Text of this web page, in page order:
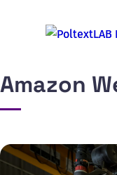
Amazon